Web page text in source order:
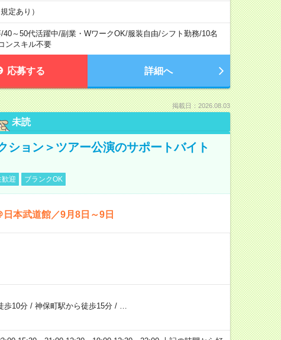
定あり）
/40～50代活躍中/副業・WワークOK/服装自由/シフト勤務/10名
ンスキル不要
応募する 詳細へ
掲載日：2026.08.03
未読
ション＞ツアー公演のサポートバイト
歓迎 ブランクOK
本武道館／9月8日～9日
歩10分/ 神保町駅から徒歩15分/